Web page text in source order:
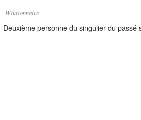
Wiktionnaire
Deuxième personne du singulier du passé